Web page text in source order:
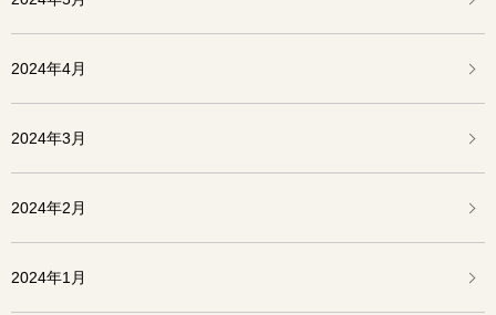
2024年4月
2024年3月
2024年2月
2024年1月